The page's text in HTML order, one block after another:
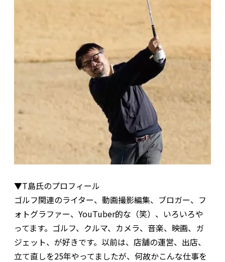
▼T島氏のプロフィール
ゴルフ関連のライター、動画撮影編集、ブロガー、フ
ォトグラファー、YouTuber的な（笑）、いろいろや
ってます。ゴルフ、クルマ、カメラ、音楽、映画、ガ
ジェット、が好きです。以前は、店舗の運営、出店、
立て直しを25年やってましたが、何故かこんな仕事を